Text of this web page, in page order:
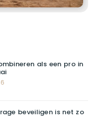
als een pro in
beveiligen is net zo